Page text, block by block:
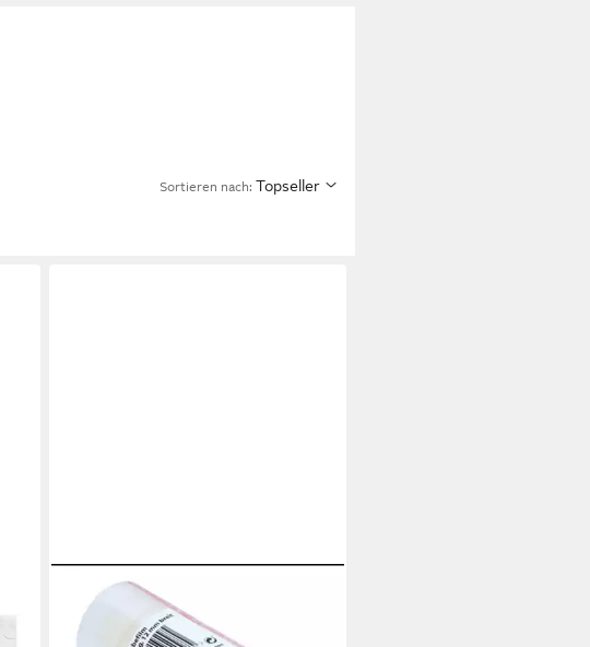
Sortieren nach: Topseller
Klebeband Klebefilm transparent 8er
Pack – Vielseitiges Klebeband Klar